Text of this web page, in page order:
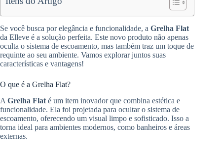
Se você busca por elegância e funcionalidade, a Grelha Flat
da Elleve é a solução perfeita. Este novo produto não apenas
oculta o sistema de escoamento, mas também traz um toque de
requinte ao seu ambiente. Vamos explorar juntos suas
características e vantagens!
O que é a Grelha Flat?
A Grelha Flat é um item inovador que combina estética e
funcionalidade. Ela foi projetada para ocultar o sistema de
escoamento, oferecendo um visual limpo e sofisticado. Isso a
torna ideal para ambientes modernos, como banheiros e áreas
externas.